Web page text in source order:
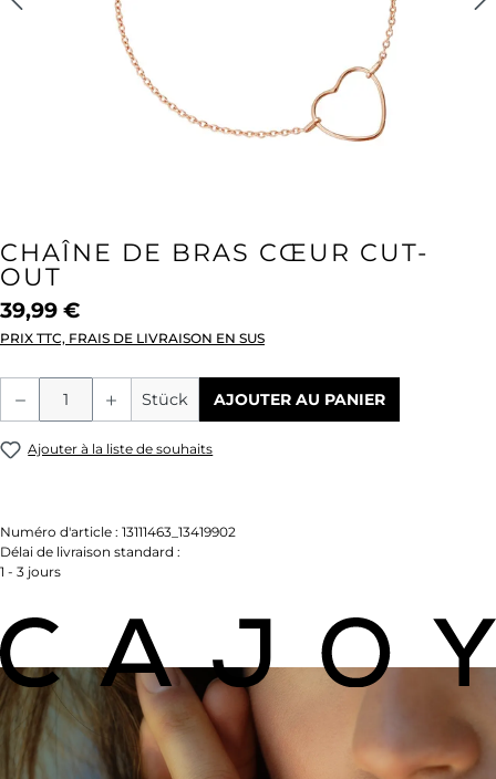
CHAÎNE DE BRAS CŒUR CUT-
OUT
39,99 €
PRIX TTC, FRAIS DE LIVRAISON EN SUS
Quantité de produit : Entrez la
Stück AJOUTER AU PANIER
Ajouter à la liste de souhaits
Numéro d'article : 13111463_13419902
Délai de livraison standard :
1 - 3 jours